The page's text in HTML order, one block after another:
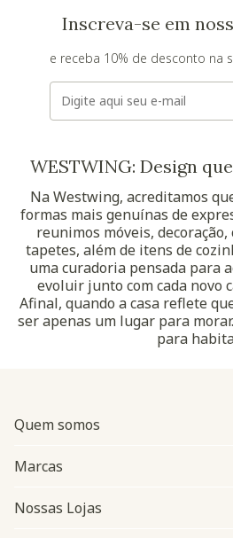
Inscreva-se em
e receba 10% de desconto na
E-mail
WESTWING: Design
Na Westwing, acreditamos
formas mais genuínas de
reunimos móveis, decoração,
tapetes, além de itens de
uma curadoria pensada para
evoluir junto com cada novo
Afinal, quando a casa reflete
ser apenas um lugar para
para
Quem somos
Marcas
Nossas Lojas